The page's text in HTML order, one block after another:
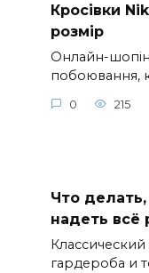
Кросівки
розмір
Онлайн-
побоювання,
0 215
Что
надеть всё
гардероба и